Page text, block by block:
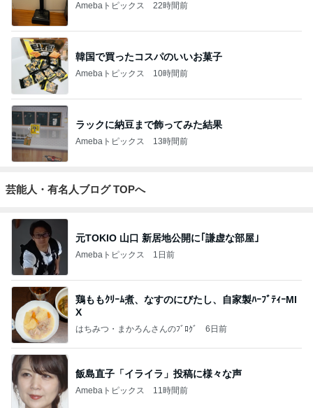
Amebaトピックス 22時間前
韓国で買ったコスパのいいお菓子
Amebaトピックス 10時間前
ラックに納豆まで飾ってみた結果
Amebaトピックス 13時間前
芸能人・有名人ブログ TOPへ
元TOKIO 山口 新居地公開に｢謙虚な部屋｣
Amebaトピックス 1日前
鶏ももｸﾘｰﾑ煮、なすのにびたし、自家製ﾊｰﾌﾞﾃｨｰMI
X
はちみつ・まかろんさんのﾌﾞﾛｸﾞ 6日前
飯島直子「イライラ」投稿に様々な声
Amebaトピックス 11時間前